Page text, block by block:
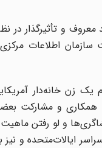
و تأثیرگذار در
یک زن خانه‌دار
همکاری و مشارکت
مخفی، طی سال‌های 1967 و 1968 به دلیل
ایالات‌متحده و